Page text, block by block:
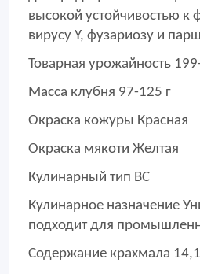
высокой устойчивостью к
вирусу Y, фузариозу и
Товарная урожайность
Масса клубня 97-125 г
Окраска кожуры Красная
Окраска мякоти Желтая
Кулинарный тип BС
Кулинарное назначение
подходит для
Содержание крахмала